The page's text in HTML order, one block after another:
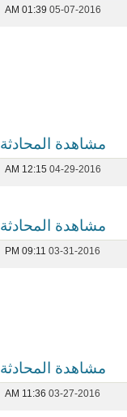
05-07-2016
01:39 AM
مشاهدة المحادثة
04-29-2016
12:15 AM
مشاهدة المحادثة
03-31-2016
09:11 PM
مشاهدة المحادثة
03-27-2016
11:36 AM